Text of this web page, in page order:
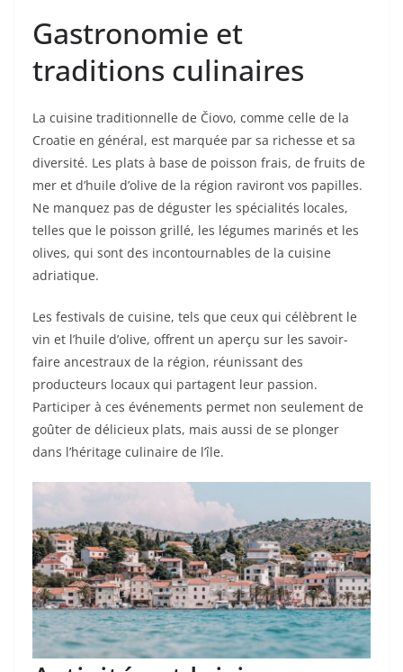
Gastronomie et
traditions culinaires
La cuisine traditionnelle de Čiovo, comme celle de la
Croatie en général, est marquée par sa richesse et sa
diversité. Les plats à base de poisson frais, de fruits de
mer et d’huile d’olive de la région raviront vos papilles.
Ne manquez pas de déguster les spécialités locales,
telles que le poisson grillé, les légumes marinés et les
olives, qui sont des incontournables de la cuisine
adriatique.
Les festivals de cuisine, tels que ceux qui célèbrent le
vin et l’huile d’olive, offrent un aperçu sur les savoir-
faire ancestraux de la région, réunissant des
producteurs locaux qui partagent leur passion.
Participer à ces événements permet non seulement de
goûter de délicieux plats, mais aussi de se plonger
dans l’héritage culinaire de l’île.